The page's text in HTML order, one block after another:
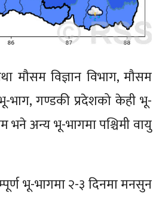
विज्ञान विभाग, मौसम
भाग, गण्डकी प्रदेशको केही भू-
भने अन्य भू-भागमा पश्चिमी वायु
भू-भागमा २-३ दिनमा मनसुन